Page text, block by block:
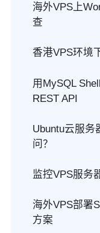
海外VPS上
查
香港VPS环境
用MySQL
REST API
Ubuntu云服务
问？
监控VPS服务
海外VPS部署
方案